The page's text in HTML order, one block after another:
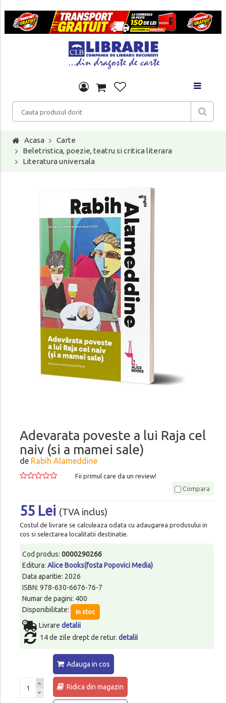
Acasa
Carte
Beletristica, poezie, teatru si critica literara
Literatura universala
Adevarata poveste a lui Raja cel
naiv (si a mamei sale)
de Rabih Alameddine
Fii primul care da un review!
Compara
55 Lei (TVA inclus)
Costul de livrare se calculeaza odata cu adaugarea produsului in
cos si selectarea localitatii destinatie.
Cod produs: 0000290266
Editura: Alice Books(fosta Popovici Media)
Data aparitie: 2026
ISBN: 978-630-6676-76-7
Numar de pagini: 400
Disponibilitate:
In stoc
Livrare detalii
14 de zile drept de retur. detalii
Adauga in cos
Ridica din magazin